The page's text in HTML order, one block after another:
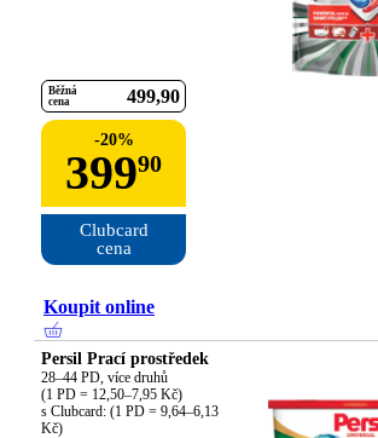
Běžná
cena
499 90
-20%
39990
Clubcard
cena
Koupit online
Persil Prací prostředek
28–44 PD, více druhů
(1 PD = 12,50–7,95 Kč)
s Clubcard: (1 PD = 9,64–6,13
Kč)